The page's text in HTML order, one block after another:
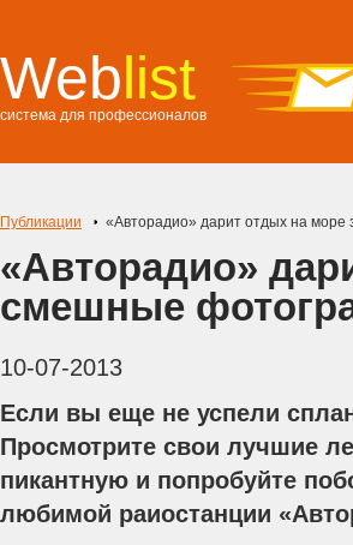
Weblist
система для профессионалов
Публикации «Авторадио» дарит отдых на
«Авторадио»
смешные
10-07-2013
Если вы еще не успели
Просмотрите свои лучшие
пикантную и попробуйте
любимой раиостанции